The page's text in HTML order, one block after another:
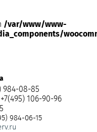
/var/www/www-
984-08-85
+7(495) 106-90-96
984-06-15